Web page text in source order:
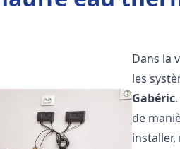
Dans la
les
Gabéric
de